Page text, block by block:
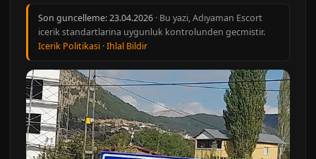
Son guncelleme:23.04.2026 · Bu yazi, Adıyaman Escort
icerik standartlarina uygunluk kontrolunden gecmistir.
Icerik Politikasi ·Ihlal Bildir